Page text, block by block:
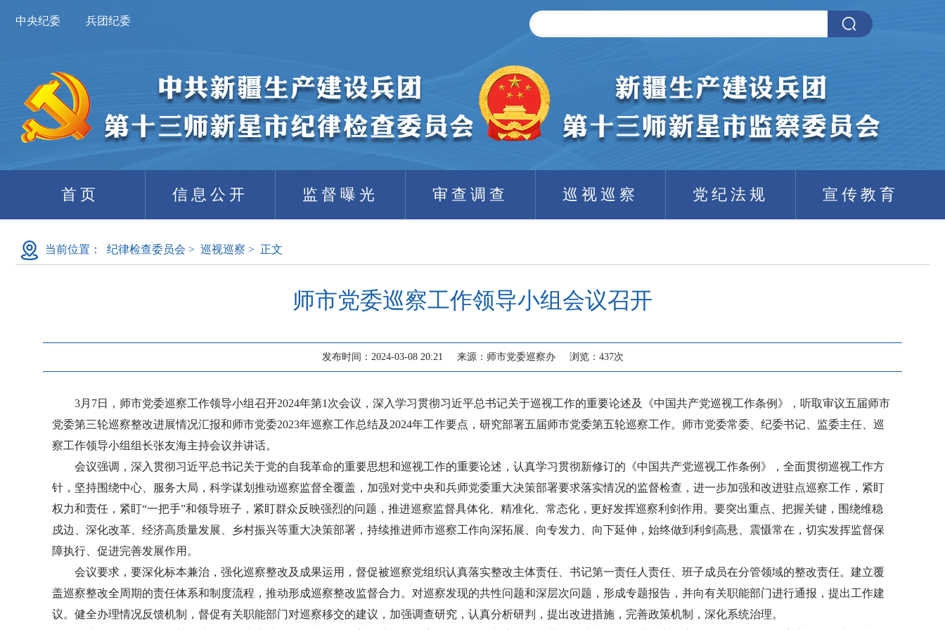
中央纪委 兵团纪委
首页 信息公开 监督曝光 审查调查 巡视巡察 党纪法规 宣传教育
当前位置： 纪律检查委员会 > 巡视巡察 > 正文
师市党委巡察工作领导小组会议召开
发布时间：2024-03-08 20:21 来源：师市党委巡察办 浏览： 437次
3月7日，师市党委巡察工作领导小组召开2024年第1次会议，深入学习贯彻习近平总书记关于巡视工作的重要论述及《中国共产党巡视工作条例》，听取审议五届师市
党委第三轮巡察整改进展情况汇报和师市党委2023年巡察工作总结及2024年工作要点，研究部署五届师市党委第五轮巡察工作。师市党委常委、纪委书记、监委主任、巡
察工作领导小组组长张友海主持会议并讲话。
会议强调，深入贯彻习近平总书记关于党的自我革命的重要思想和巡视工作的重要论述，认真学习贯彻新修订的《中国共产党巡视工作条例》，全面贯彻巡视工作方
针，坚持围绕中心、服务大局，科学谋划推动巡察监督全覆盖，加强对党中央和兵师党委重大决策部署要求落实情况的监督检查，进一步加强和改进驻点巡察工作，紧盯
权力和责任，紧盯“一把手”和领导班子，紧盯群众反映强烈的问题，推进巡察监督具体化、精准化、常态化，更好发挥巡察利剑作用。要突出重点、把握关键，围绕维稳
戍边、深化改革、经济高质量发展、乡村振兴等重大决策部署，持续推进师市巡察工作向深拓展、向专发力、向下延伸，始终做到利剑高悬、震慑常在，切实发挥监督保
障执行、促进完善发展作用。
会议要求，要深化标本兼治，强化巡察整改及成果运用，督促被巡察党组织认真落实整改主体责任、书记第一责任人责任、班子成员在分管领域的整改责任。建立覆
盖巡察整改全周期的责任体系和制度流程，推动形成巡察整改监督合力。对巡察发现的共性问题和深层次问题，形成专题报告，并向有关职能部门进行通报，提出工作建
议。健全办理情况反馈机制，督促有关职能部门对巡察移交的建议，加强调查研究，认真分析研判，提出改进措施，完善政策机制，深化系统治理。